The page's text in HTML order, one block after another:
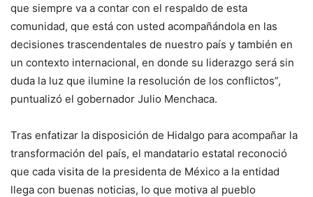
que siempre va a contar con el respaldo de esta
comunidad, que está con usted acompañándola en las
decisiones trascendentales de nuestro país y también en
un contexto internacional, en donde su liderazgo será sin
duda la luz que ilumine la resolución de los conflictos”,
puntualizó el gobernador Julio Menchaca.
Tras enfatizar la disposición de Hidalgo para acompañar la
transformación del país, el mandatario estatal reconoció
que cada visita de la presidenta de México a la entidad
llega con buenas noticias, lo que motiva al pueblo